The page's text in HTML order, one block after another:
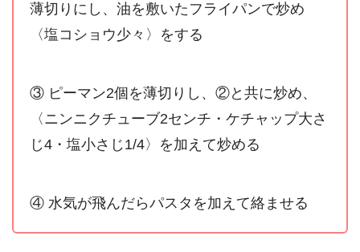
薄切りにし、油を敷いたフライパンで炒め
〈塩コショウ少々〉をする
③ ピーマン2個を薄切りし、②と共に炒め、
〈ニンニクチューブ2センチ・ケチャップ大さ
じ4・塩小さじ1/4〉を加えて炒める
④ 水気が飛んだらパスタを加えて絡ませる